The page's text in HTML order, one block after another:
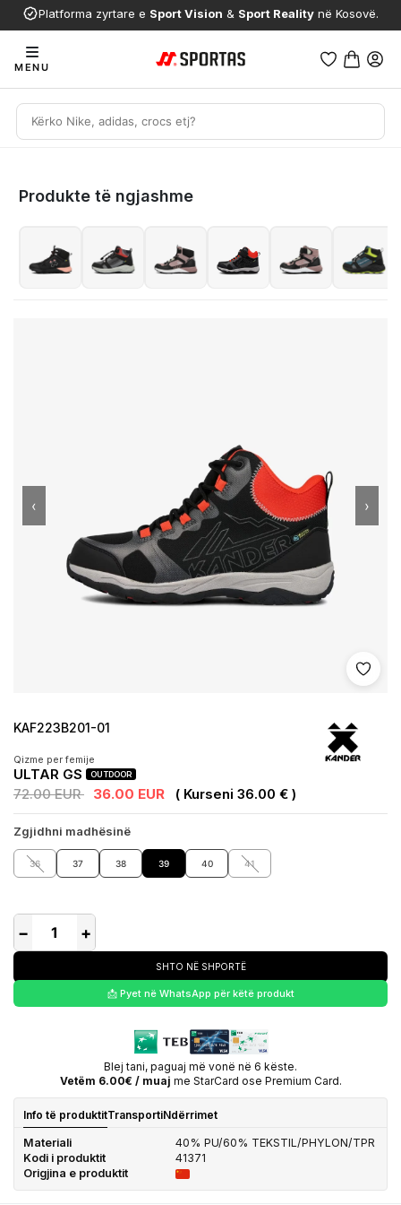
Platforma zyrtare e Sport Vision & Sport Reality në Kosovë.
MENU
Produkte të ngjashme
Shto
‹ ›
KAF223B201-01
Qizme per femije
ULTAR GS OUTDOOR
72.00 EUR 36.00 EUR ( Kurseni 36.00 € )
Zgjidhni madhësinë
36 37 38 39 40 41
− +
SHTO NË SHPORTË
📩 Pyet në WhatsApp për këtë produkt
Blej tani, paguaj më vonë në 6 këste.
Vetëm 6.00€ / muaj me StarCard ose Premium Card.
Info të produktitTransportiNdërrimet
Materiali
40% PU/60% TEKSTIL/PHYLON/TPR
Kodi i produktit
41371
Origjina e produktit